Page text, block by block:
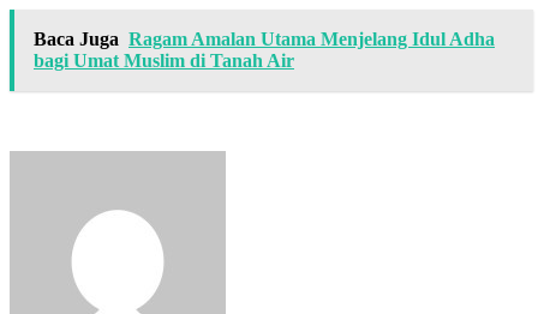
Baca Juga Ragam Amalan Utama Menjelang Idul Adha
bagi Umat Muslim di Tanah Air